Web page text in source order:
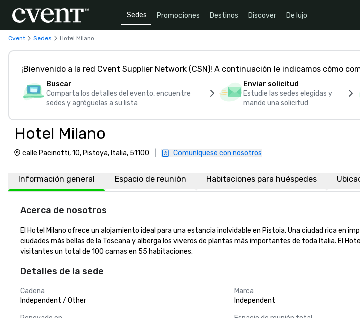
Sedes Promociones Destinos Discover De lujo
Cvent Sedes Hotel Milano
¡Bienvenido a la red Cvent Supplier Network (CSN)! A continuación le indicamos cómo
Buscar
Comparta los detalles del evento, encuentre
sedes y agréguelas a su lista
Enviar solicitud
Estudie las sedes elegidas y
mande una solicitud
Hotel Milano
calle Pacinotti, 10, Pistoya, Italia, 51100 Comuníquese con nosotros
Información general Espacio de reunión Habitaciones para huéspedes
Acerca de nosotros
El Hotel Milano ofrece un alojamiento ideal para una estancia inolvidable en Pistoia. Una ciudad rica
ciudades más bellas de la Toscana y alberga los viveros de plantas más importantes de toda Italia. El
visitantes un total de 100 camas en 55 habitaciones.
Detalles de la sede
Cadena
Independent / Other
Marca
Independent